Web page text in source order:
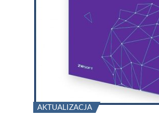
AKTUALIZACJA